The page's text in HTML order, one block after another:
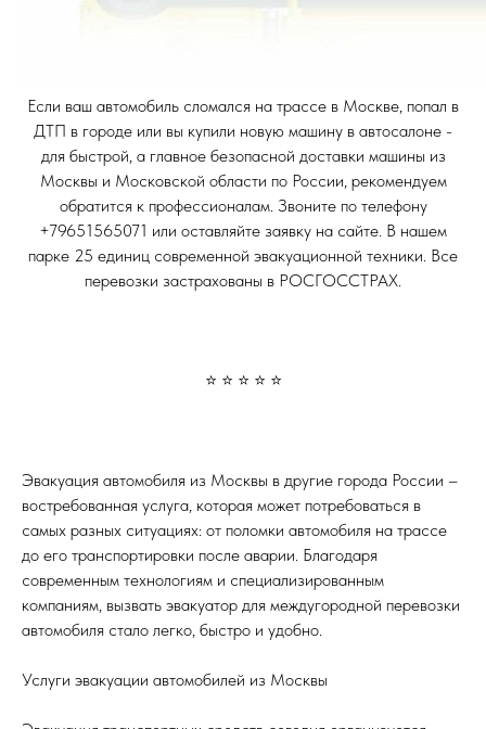
Если ваш автомобиль сломался на трассе в Москве, попал в
ДТП в городе или вы купили новую машину в автосалоне -
для быстрой, а главное безопасной доставки машины из
Москвы и Московской области по России, рекомендуем
обратится к профессионалам. Звоните по телефону
+79651565071 или оставляйте заявку на сайте. В нашем
парке 25 единиц современной эвакуационной техники. Все
перевозки застрахованы в РОСГОССТРАХ.
⭐ ⭐ ⭐ ⭐ ⭐
Эвакуация автомобиля из Москвы в другие города России –
востребованная услуга, которая может потребоваться в
самых разных ситуациях: от поломки автомобиля на трассе
до его транспортировки после аварии. Благодаря
современным технологиям и специализированным
компаниям, вызвать эвакуатор для междугородной перевозки
автомобиля стало легко, быстро и удобно.
Услуги эвакуации автомобилей из Москвы